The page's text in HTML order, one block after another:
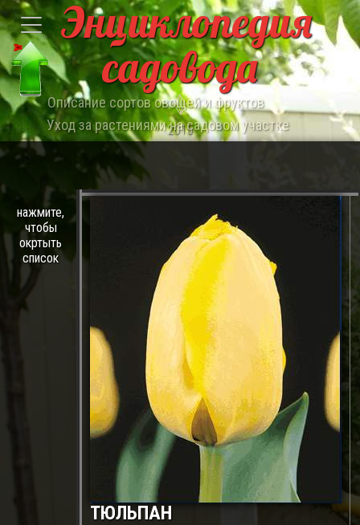
Энциклопедия
садовода
Описание сортов овощей и фруктов
Уход за растениями на садовом участке
2015
нажмите,
чтобы
окртыть
список
ТЮЛЬПАН